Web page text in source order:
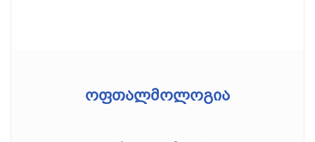
ოფთალმოლოგია